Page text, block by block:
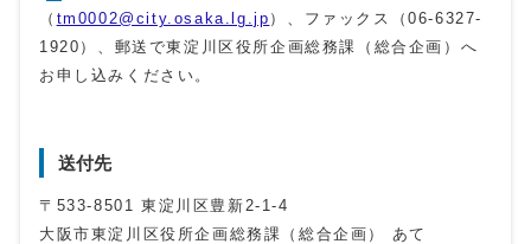
（ tm0002@city.osaka.lg.jp ）、ファックス（06-6327-
1920）、郵送で東淀川区役所企画総務課（総合企画）へ
お申し込みください。
送付先
〒533-8501 東淀川区豊新2-1-4
大阪市東淀川区役所企画総務課（総合企画） あて